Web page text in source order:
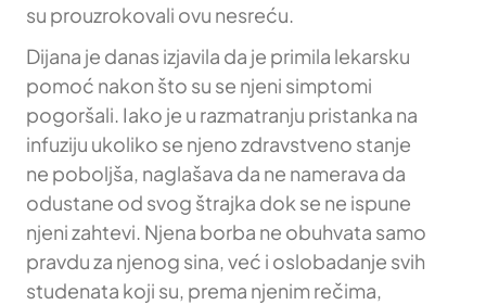
su prouzrokovali ovu nesreću.
Dijana je danas izjavila da je primila lekarsku
pomoć nakon što su se njeni simptomi
pogoršali. Iako je u razmatranju pristanka na
infuziju ukoliko se njeno zdravstveno stanje
ne poboljša, naglašava da ne namerava da
odustane od svog štrajka dok se ne ispune
njeni zahtevi. Njena borba ne obuhvata samo
pravdu za njenog sina, već i oslobadanje svih
studenata koji su, prema njenim rečima,